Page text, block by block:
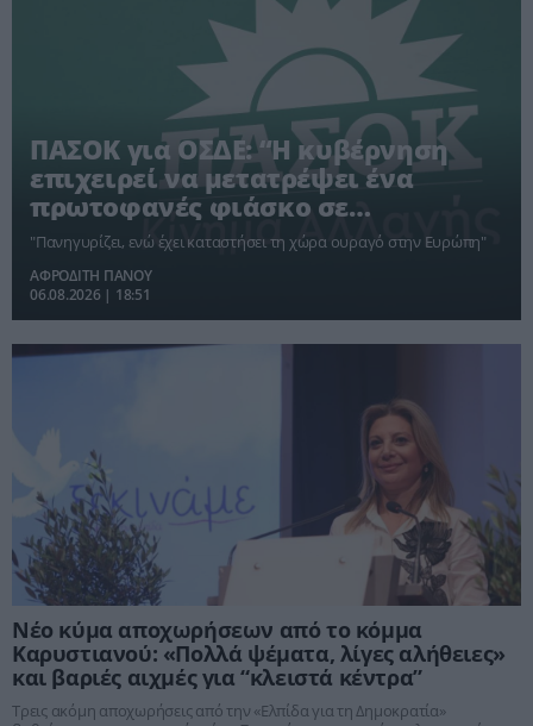
ΠΑΣΟΚ για ΟΣΔΕ: “Η κυβέρνηση
επιχειρεί να μετατρέψει ένα
πρωτοφανές φιάσκο σε
πρωθυπουργική φιέστα”
"Πανηγυρίζει, ενώ έχει καταστήσει τη χώρα ουραγό στην Ευρώπη"
ΑΦΡΟΔΙΤΗ ΠΑΝΟΥ
06.08.2026 | 18:51
Νέο κύμα αποχωρήσεων από το κόμμα
Καρυστιανού: «Πολλά ψέματα, λίγες αλήθειες»
και βαριές αιχμές για “κλειστά κέντρα”
Τρεις ακόμη αποχωρήσεις από την «Ελπίδα για τη Δημοκρατία»